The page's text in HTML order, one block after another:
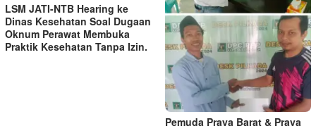
LSM JATI-NTB Hearing ke
Dinas Kesehatan Soal Dugaan
Oknum Perawat Membuka
Praktik Kesehatan Tanpa Izin.
Pemuda Praya Barat & Praya